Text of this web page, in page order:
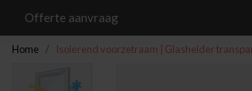
Offerte aanvraag
Home Isolerend voorzetraam | Glashelder